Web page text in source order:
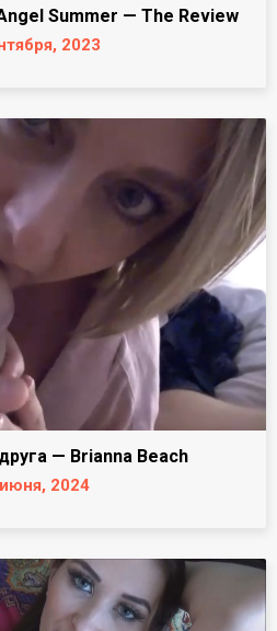
Summer — The Review
2023
— Brianna Beach
2024